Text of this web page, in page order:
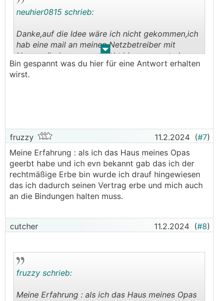
die Grundversorgung nach §77 ElWOG zu
berufen:
https://www.evn.at/home/grundversorgung
Dass der Antrag einen Nachweis der Ablehnung
eines anderen Energielieferanten beinhalten muss
───────────────
Ich dachte immer mit umändern der anlage auf
anderen namen (zB gemeinsam mit frau) beim
netzbetreiber kommt man immer raus
dann wird der bestehende vertrag vom
neuen vertrag abschließen (man darf den alten
gar nicht weiterlaufen lassen oder übernehmen)
. .
neuhier0815 schrieb:
Danke,auf die Idee wäre ich nicht gekommen,ich
hab eine mail an meinen Netzbetreiber mit
Namensänderung geschickt,bin gespannt,ob es
funktioniert
Bin gespannt was du hier für eine Antwort erhalten
wirst.
fruzzy 11.2.2024 (#7)
Meine Erfahrung : als ich das Haus meines Opas
geerbt habe und ich evn bekannt gab das ich der
rechtmäßige Erbe bin wurde ich drauf hingewiesen
das ich dadurch seinen Vertrag erbe und mich auch
an die Bindungen halten muss.
cutcher 11.2.2024 (#8)
fruzzy schrieb:
Meine Erfahrung : als ich das Haus meines Opas